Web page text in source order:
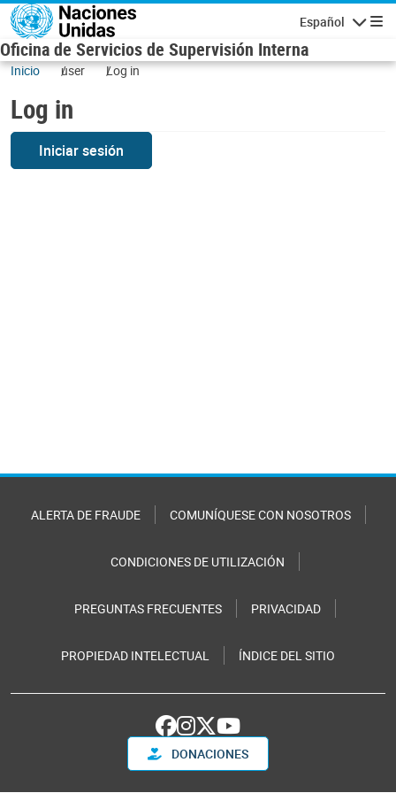
Skip to main content
Español
Oficina de Servicios de Supervisión Interna
Inicio user Log in
Log in
Iniciar sesión
ALERTA DE FRAUDE COMUNÍQUESE CON NOSOTROS
CONDICIONES DE UTILIZACIÓN
PREGUNTAS FRECUENTES PRIVACIDAD
PROPIEDAD INTELECTUAL ÍNDICE DEL SITIO
DONACIONES